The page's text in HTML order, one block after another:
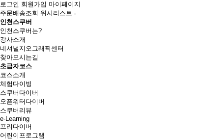
로그인 회원가입 마이페이지
주문배송조회 위시리스트
인천스쿠버
인천스쿠버는?
강사소개
네셔널지오그래픽센터
찾아오시는길
초급자코스
코스소개
체험다이빙
스쿠버다이버
오픈워터다이버
스쿠버리뷰
e-Learning
프리다이버
어린이프로그램